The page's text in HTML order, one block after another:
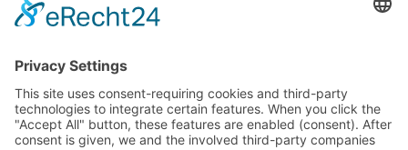
Redakce bbkult.net
Centrum Bavaria Bohemia (CeBB)
Dr. Veronika Hofinger
Freyung 1, 92539 Schönsee